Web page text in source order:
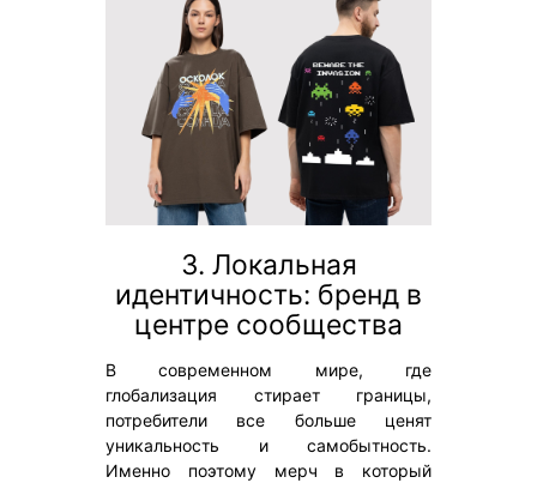
3. Локальная
идентичность: бренд в
центре сообщества
В современном мире, где
глобализация стирает границы,
потребители все больше ценят
уникальность и самобытность.
Именно поэтому мерч в который